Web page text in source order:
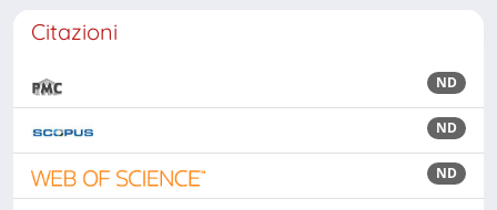
Citazioni
ND
ND
ND